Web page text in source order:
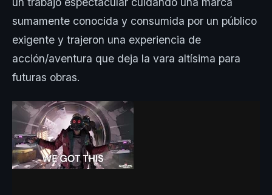
sumamente conocida y consumida por un público
exigente y trajeron una experiencia de
acción/aventura que deja la vara altísima para
futuras obras.